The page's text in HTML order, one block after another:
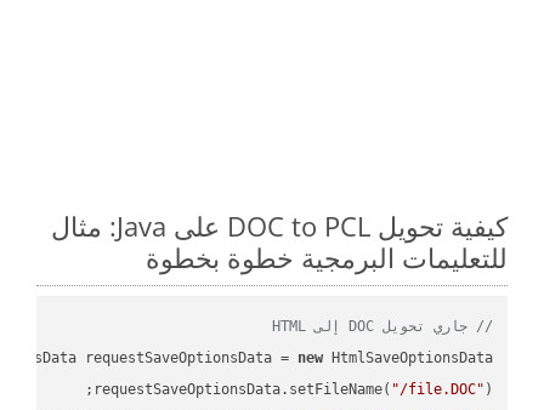
كيفية تحويل DOC to PCL على Java: مثال
للتعليمات البرمجية خطوة بخطوة
// جاري تحويل DOC إلى HTML
requestSaveOptionsData = new
requestSaveOptionsData.setFileName( "/file.DOC"